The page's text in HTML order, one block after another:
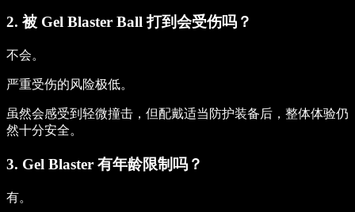
2. 被 Gel Blaster Ball 打到会受伤吗？
不会。
严重受伤的风险极低。
虽然会感受到轻微撞击，但配戴适当防护装备后，整体体验仍
然十分安全。
3. Gel Blaster 有年龄限制吗？
有。